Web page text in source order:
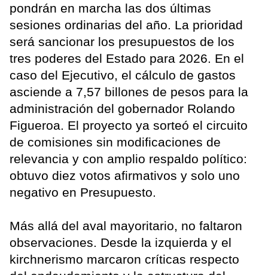
pondrán en marcha las dos últimas
sesiones ordinarias del año. La prioridad
será sancionar los presupuestos de los
tres poderes del Estado para 2026. En el
caso del Ejecutivo, el cálculo de gastos
asciende a 7,57 billones de pesos para la
administración del gobernador Rolando
Figueroa. El proyecto ya sorteó el circuito
de comisiones sin modificaciones de
relevancia y con amplio respaldo político:
obtuvo diez votos afirmativos y solo uno
negativo en Presupuesto.
Más allá del aval mayoritario, no faltaron
observaciones. Desde la izquierda y el
kirchnerismo marcaron críticas respecto